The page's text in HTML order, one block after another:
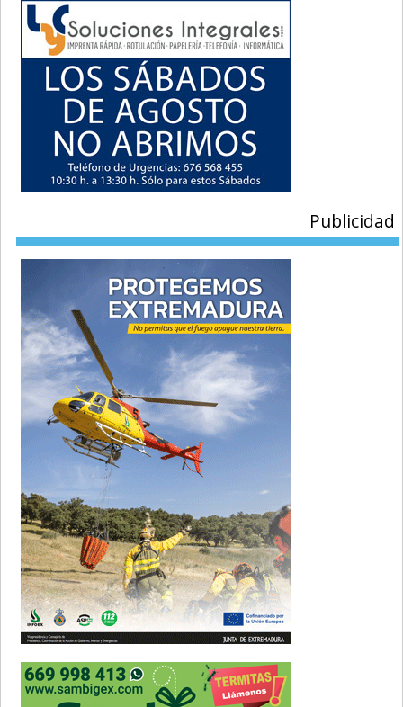
Publicidad